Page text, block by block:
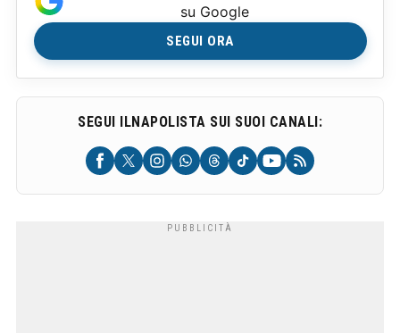
su Google
SEGUI ORA
SEGUI ILNAPOLISTA SUI SUOI CANALI: